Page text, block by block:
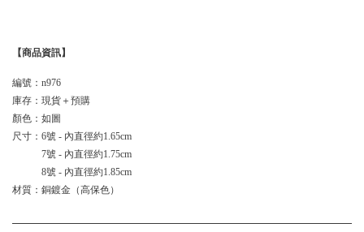
【商品資訊】
編號：n976
庫存：現貨＋預購
顏色：如圖
尺寸：6號 - 內直徑約1.65cm
7號 - 內直徑約1.75cm
8號 - 內直徑約1.85cm
材質：銅鍍金（高保色）